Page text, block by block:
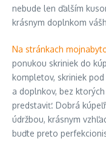
nebude len ďalším
krásnym doplnkom
Na stránkach
ponukou skriniek do
kompletov, skriniek
a doplnkov, bez
predstaviť. Dobrá
údržbou, krásnym
buďte preto